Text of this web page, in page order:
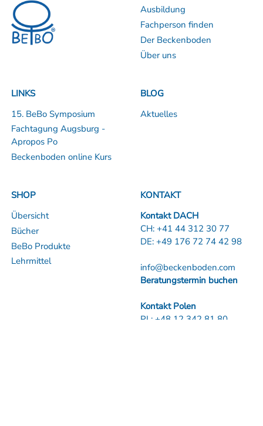
Ausbildung
Fachperson finden
Der Beckenboden
Über uns
LINKS
15. BeBo Symposium
Fachtagung Augsburg -
Apropos Po
Beckenboden online Kurs
BLOG
Aktuelles
SHOP
Übersicht
Bücher
BeBo Produkte
Lehrmittel
KONTAKT
Kontakt DACH
CH: +41 44 312 30 77
DE: +49 176 72 74 42 98
info@beckenboden.com
Beratungstermin buchen
Kontakt Polen
PL: +48 12 342 81 80